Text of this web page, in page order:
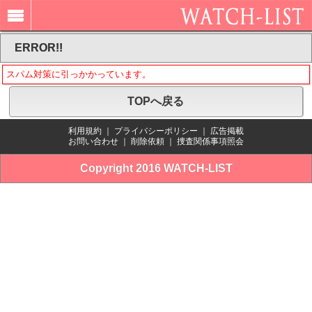
ERROR!!
スパム対策に引っかかっています。
TOPへ戻る
利用規約 プライバシーポリシー
広告掲載
お問い合わせ
削除依頼 捜査関係事項照会
Copyright 2016 WATCH-LIST